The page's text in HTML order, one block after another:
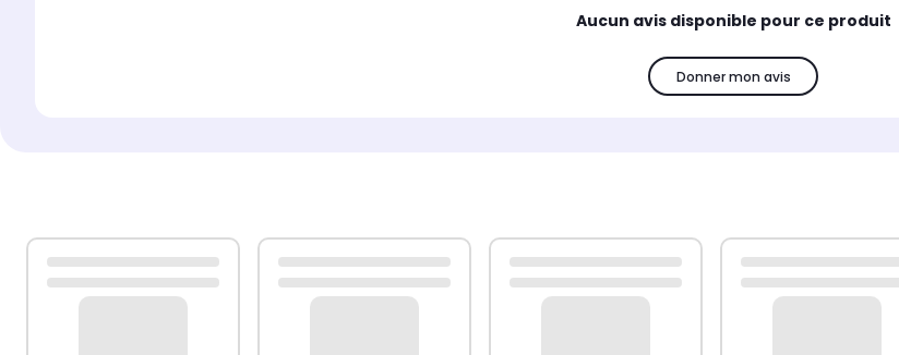
Aucun avis disponible pour ce produit
Donner mon avis